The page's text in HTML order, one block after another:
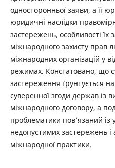
односторонньої заяви, а її
юридичні наслідки
застережень, особливості їх
міжнародного захисту прав
міжнародних організацій у
режимах. Констатовано, що
застереження ґрунтується
суверенної згоди держав із
міжнародного договору, а
проблематики пов’язаний із
недопустимих застережень і
міжнародної практики.